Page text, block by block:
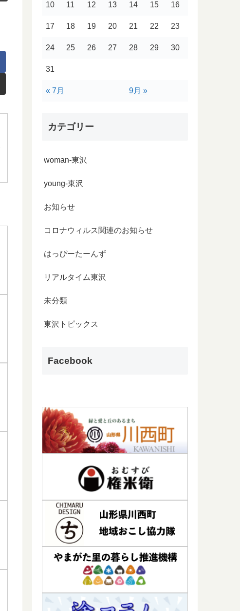
10 11 12 13 14 15 16
17 18 19 20 21 22 23
24 25 26 27 28 29 30
31
« 7月 9月 »
カテゴリー
woman-東沢
young-東沢
お知らせ
コロナウィルス関連のお知らせ
はっぴーたーんず
リアルタイム東沢
未分類
東沢トピックス
Facebook